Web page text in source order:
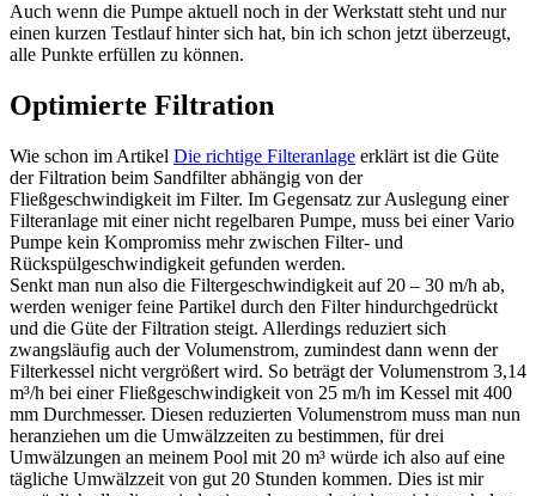
Auch wenn die Pumpe aktuell noch in der Werkstatt steht und nur
einen kurzen Testlauf hinter sich hat, bin ich schon jetzt überzeugt,
alle Punkte erfüllen zu können.
Optimierte Filtration
Wie schon im Artikel Die richtige Filteranlage erklärt ist die Güte
der Filtration beim Sandfilter abhängig von der
Fließgeschwindigkeit im Filter. Im Gegensatz zur Auslegung einer
Filteranlage mit einer nicht regelbaren Pumpe, muss bei einer Vario
Pumpe kein Kompromiss mehr zwischen Filter- und
Rückspülgeschwindigkeit gefunden werden.
Senkt man nun also die Filtergeschwindigkeit auf 20 – 30 m/h ab,
werden weniger feine Partikel durch den Filter hindurchgedrückt
und die Güte der Filtration steigt. Allerdings reduziert sich
zwangsläufig auch der Volumenstrom, zumindest dann wenn der
Filterkessel nicht vergrößert wird. So beträgt der Volumenstrom 3,14
m³/h bei einer Fließgeschwindigkeit von 25 m/h im Kessel mit 400
mm Durchmesser. Diesen reduzierten Volumenstrom muss man nun
heranziehen um die Umwälzzeiten zu bestimmen, für drei
Umwälzungen an meinem Pool mit 20 m³ würde ich also auf eine
tägliche Umwälzzeit von gut 20 Stunden kommen. Dies ist mir